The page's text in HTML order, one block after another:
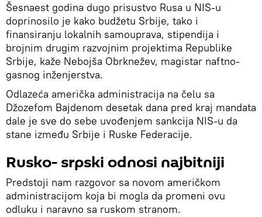
Šesnaest godina dugo prisustvo Rusa u NIS-u
doprinosilo je kako budžetu Srbije, tako i
finansiranju lokalnih samouprava, stipendija i
brojnim drugim razvojnim projektima Republike
Srbije, kaže Nebojša Obrknežev, magistar naftno-
gasnog inženjerstva.
Odlazeća američka administracija na čelu sa
Džozefom Bajdenom desetak dana pred kraj mandata
dale je sve do sebe uvođenjem sankcija NIS-u da
stane između Srbije i Ruske Federacije.
Rusko- srpski odnosi najbitniji
Predstoji nam razgovor sa novom američkom
administracijom koja bi mogla da promeni ovu
odluku i naravno sa ruskom stranom.